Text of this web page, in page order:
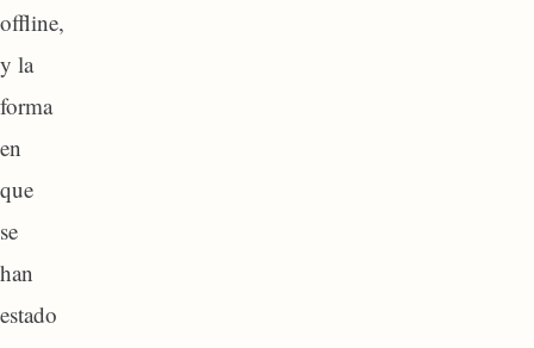
offline,
y la
forma
en
que
se
han
estado